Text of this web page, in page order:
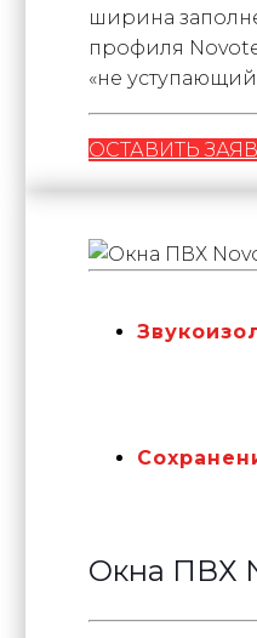
ширина
профиля
«не
ОСТАВИТЬ
Окна ПВХ